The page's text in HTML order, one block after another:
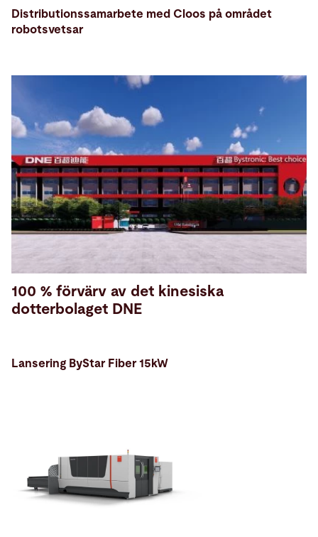
Distributionssamarbete med Cloos på området
robotsvetsar
100 % förvärv av det kinesiska
dotterbolaget DNE
Lansering ByStar Fiber 15kW